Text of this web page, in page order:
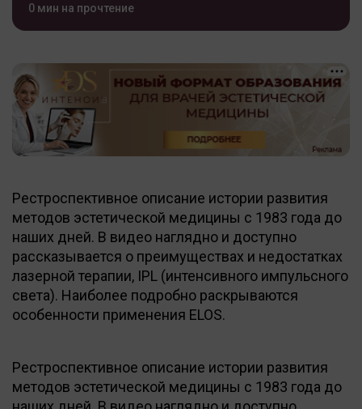
0 мин на прочтение
Рестроспективное описание истории развития
методов эстетической медицины с 1983 года до
наших дней. В видео наглядно и доступно
рассказывается о преимуществах и недостатках
лазерной терапии, IPL (интенсивного импульсного
света). Наиболее подробно раскрываются
особенности применения ELOS.
Рестроспективное описание истории развития
методов эстетической медицины с 1983 года до